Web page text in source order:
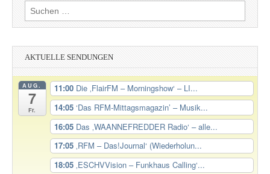
Suchen
nach:
AKTUELLE SENDUNGEN
AUG.
7
Fr.
11:00 Die ‚FlairFM – Morningshow‘ – LI...
14:05 ‘Das RFM-Mittagsmagazin’ – Musik...
16:05 Das ‚WAANNEFREDDER Radio‘ – alle...
17:05 ‚RFM – Das!Journal‘ (Wiederholun...
18:05 ‚ESCHVVision – Funkhaus Calling‘...